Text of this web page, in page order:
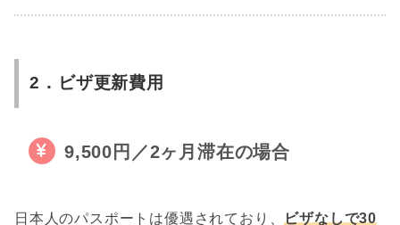
2．ビザ更新費用
9,500円／2ヶ月滞在の場合
日本人のパスポートは優遇されており、 ビザなしで30